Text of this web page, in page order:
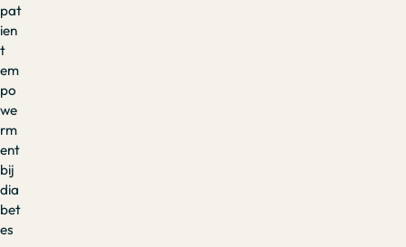
pat
ien
t
em
po
we
rm
ent
bij
dia
bet
es